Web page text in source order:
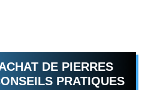
DE PIERRES
PRATIQUES